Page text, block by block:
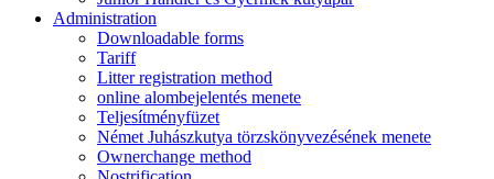
Administration
Downloadable forms
Tariff
Litter registration method
online alombejelentés menete
Teljesítményfüzet
Német Juhászkutya törzskönyvezésének menete
Ownerchange method